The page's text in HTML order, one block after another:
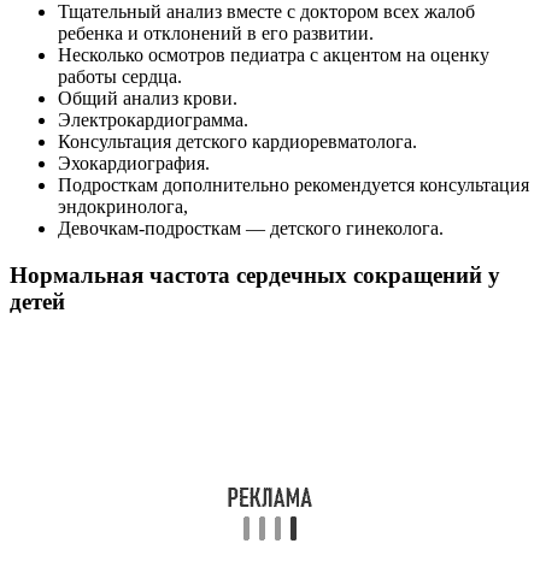
Тщательный анализ вместе с доктором всех жалоб
ребенка и отклонений в его развитии.
Несколько осмотров педиатра с акцентом на оценку
работы сердца.
Общий анализ крови.
Электрокардиограмма.
Консультация детского кардиоревматолога.
Эхокардиография.
Подросткам дополнительно рекомендуется консультация
эндокринолога,
Девочкам-подросткам — детского гинеколога.
Нормальная частота сердечных сокращений у
детей